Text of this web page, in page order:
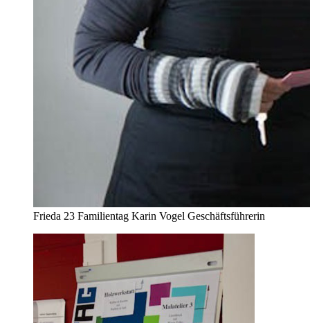
Frieda 23 Familientag Karin Vogel Geschäftsführerin